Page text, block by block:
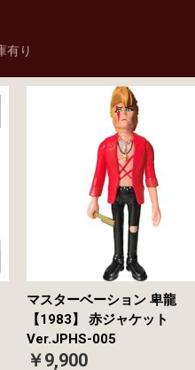
有り
マスターベーション 卑龍
【1983】 赤ジャケット
Ver.JPHS-005
￥9,900